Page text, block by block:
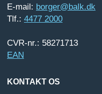
E-mail: borger@balk.dk
Tlf.: 4477 2000
CVR-nr.: 58271713
EAN
KONTAKT OS